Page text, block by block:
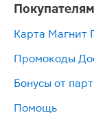
Покупателям
Карта Магнит
Промокоды
Бонусы от
Помощь